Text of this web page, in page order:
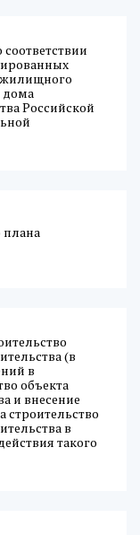
жилищного
дома
Российской
плана
(в
в
объекта
и внесение
строительство
в
такого